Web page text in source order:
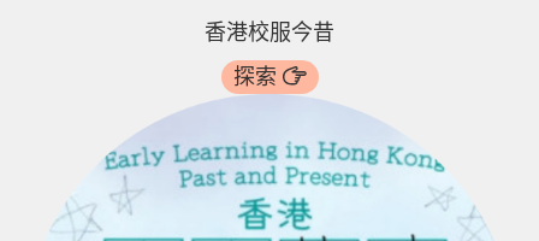
香港校服今昔
探索